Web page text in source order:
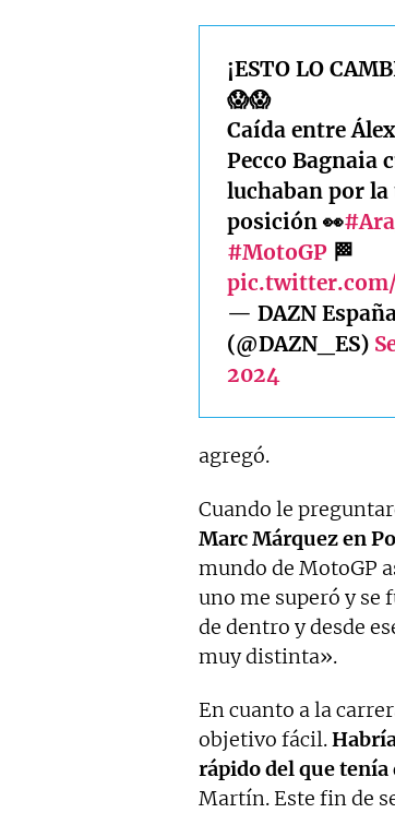
¡ESTO LO
😱😱
Caída entre
Pecco Bagnaia
luchaban por la
posición 👀
#MotoGP 🏁
— DAZN
(@DAZN_ES)
2024
agregó.
Cuando le
Marc Márquez en
mundo de MotoGP
uno me superó y se
de dentro y desde
muy distinta».
En cuanto a la
objetivo fácil.
rápido del que tenía
Martín. Este fin de